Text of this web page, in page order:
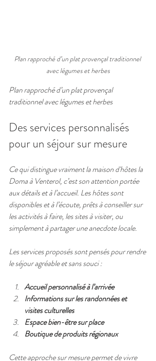
Plan rapproché d’un plat provençal traditionnel
avec légumes et herbes
Plan rapproché d’un plat provençal
traditionnel avec légumes et herbes
Des services personnalisés
pour un séjour sur mesure
Ce qui distingue vraiment la maison d'hôtes la
Doma à Venterol, c’est son attention portée
aux détails et à l’accueil. Les hôtes sont
disponibles et à l’écoute, prêts à conseiller sur
les activités à faire, les sites à visiter, ou
simplement à partager une anecdote locale.
Les services proposés sont pensés pour rendre
le séjour agréable et sans souci :
Accueil personnalisé à l’arrivée
Informations sur les randonnées et
visites culturelles
Espace bien-être sur place
Boutique de produits régionaux
Cette approche sur mesure permet de vivre